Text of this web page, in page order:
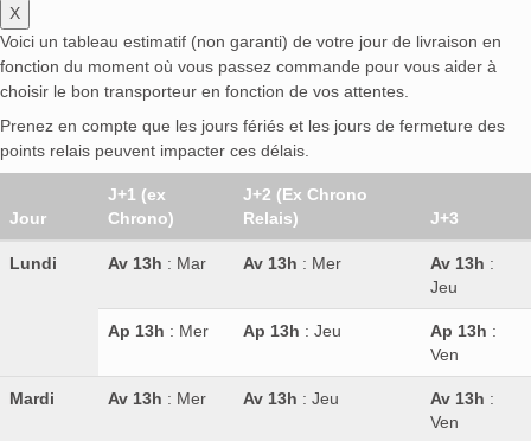
X
Voici un tableau estimatif (non garanti) de votre jour de livraison en
fonction du moment où vous passez commande pour vous aider à
choisir le bon transporteur en fonction de vos attentes.
Prenez en compte que les jours fériés et les jours de fermeture des
points relais peuvent impacter ces délais.
Jour
J+1 (ex
Chrono)
J+2 (Ex Chrono
Relais)
J+3
Lundi Av 13h : Mar Av 13h : Mer Av 13h :
Jeu
Ap 13h : Mer Ap 13h : Jeu Ap 13h :
Ven
Mardi Av 13h : Mer Av 13h : Jeu Av 13h :
Ven